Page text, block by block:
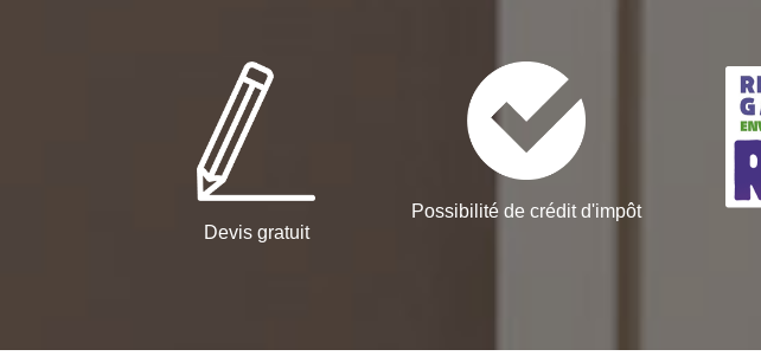
Devis gratuit
Possibilité de crédit d'impôt